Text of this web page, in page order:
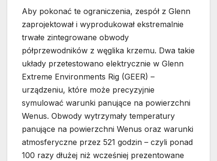
Aby pokonać te ograniczenia, zespół z Glenn
zaprojektował i wyprodukował ekstremalnie
trwałe zintegrowane obwody
półprzewodników z węglika krzemu. Dwa takie
układy przetestowano elektrycznie w Glenn
Extreme Environments Rig (GEER) –
urządzeniu, które może precyzyjnie
symulować warunki panujące na powierzchni
Wenus. Obwody wytrzymały temperatury
panujące na powierzchni Wenus oraz warunki
atmosferyczne przez 521 godzin – czyli ponad
100 razy dłużej niż wcześniej prezentowane